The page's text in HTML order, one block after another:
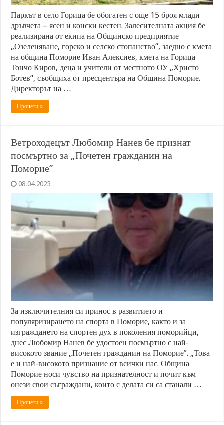
Паркът в село Горица бе обогатен с още 15 броя млади
дръвчета – ясен и конски кестен. Залесителната акция бе
реализирана от екипа на Общинско предприятие
„Озеленяване, горско и селско стопанство“, заедно с кмета
на община Поморие Иван Алексиев, кмета на Горица
Тончо Киров, деца и учители от местното ОУ „Христо
Ботев“, съобщиха от пресцентъра на Община Поморие.
Директорът на …
Прочети »
Ветроходецът Любомир Нанев бе признат
посмъртно за „Почетен гражданин на
Поморие”
08.04.2025
За изключителния си принос в развитието и
популяризирането на спорта в Поморие, както и за
изграждането на спортен дух в поколения поморийци,
днес Любомир Нанев бе удостоен посмъртно с най-
високото звание „Почетен гражданин на Поморие”. „Това
е и най-високото признание от всички нас. Община
Поморие носи чувство на признателност и почит към
онези свои съграждани, които с делата си са станали …
Прочети »